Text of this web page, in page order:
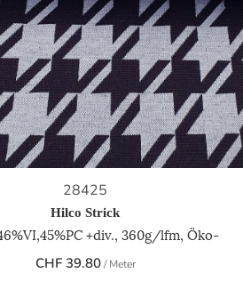
28425
Hilco Strick
+div., 360g/lfm, Öko-
CHF39.80/ Meter